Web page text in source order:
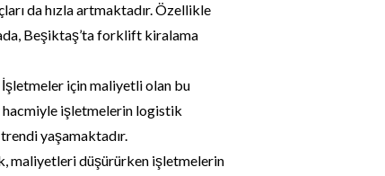
da hızla artmaktadır. Özellikle
Beşiktaş’ta forklift kiralama
için maliyetli olan bu
hacmiyle işletmelerin logistik
yaşamaktadır.
maliyetleri düşürürken işletmelerin